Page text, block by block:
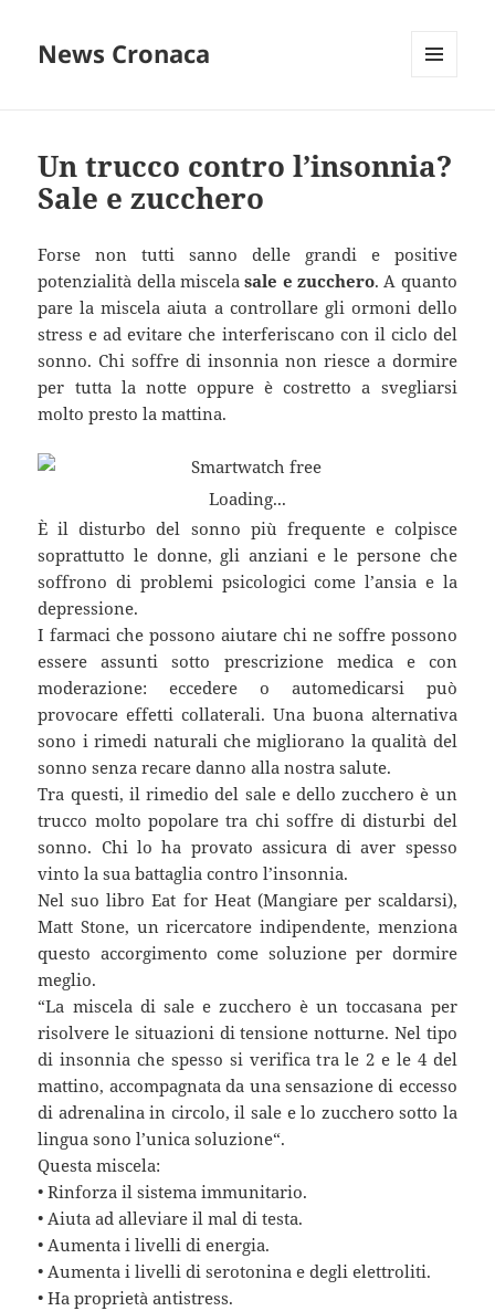
News Cronaca
Un trucco contro l’insonnia?
Sale e zucchero
Forse non tutti sanno delle grandi e positive
potenzialità della miscelasale e zucchero. A quanto
pare la miscela aiuta a controllare gli ormoni dello
stress e ad evitare che interferiscano con il ciclo del
sonno. Chi soffre di insonnia non riesce a dormire
per tutta la notte oppure è costretto a svegliarsi
molto presto la mattina.
Loading...
È il disturbo del sonno più frequente e colpisce
soprattutto le donne, gli anziani e le persone che
soffrono di problemi psicologici come l’ansia e la
depressione.
I farmaci che possono aiutare chi ne soffre possono
essere assunti sotto prescrizione medica e con
moderazione: eccedere o automedicarsi può
provocare effetti collaterali. Una buona alternativa
sono i rimedi naturali che migliorano la qualità del
sonno senza recare danno alla nostra salute.
Tra questi, il rimedio del sale e dello zucchero è un
trucco molto popolare tra chi soffre di disturbi del
sonno. Chi lo ha provato assicura di aver spesso
vinto la sua battaglia contro l’insonnia.
Nel suo libro Eat for Heat (Mangiare per scaldarsi),
Matt Stone, un ricercatore indipendente, menziona
questo accorgimento come soluzione per dormire
meglio.
“La miscela di sale e zucchero è un toccasana per
risolvere le situazioni di tensione notturne. Nel tipo
di insonnia che spesso si verifica tra le 2 e le 4 del
mattino, accompagnata da una sensazione di eccesso
di adrenalina in circolo, il sale e lo zucchero sotto la
lingua sono l’unica soluzione“.
Questa miscela:
• Rinforza il sistema immunitario.
• Aiuta ad alleviare il mal di testa.
• Aumenta i livelli di energia.
• Aumenta i livelli di serotonina e degli elettroliti.
• Ha proprietà antistress.